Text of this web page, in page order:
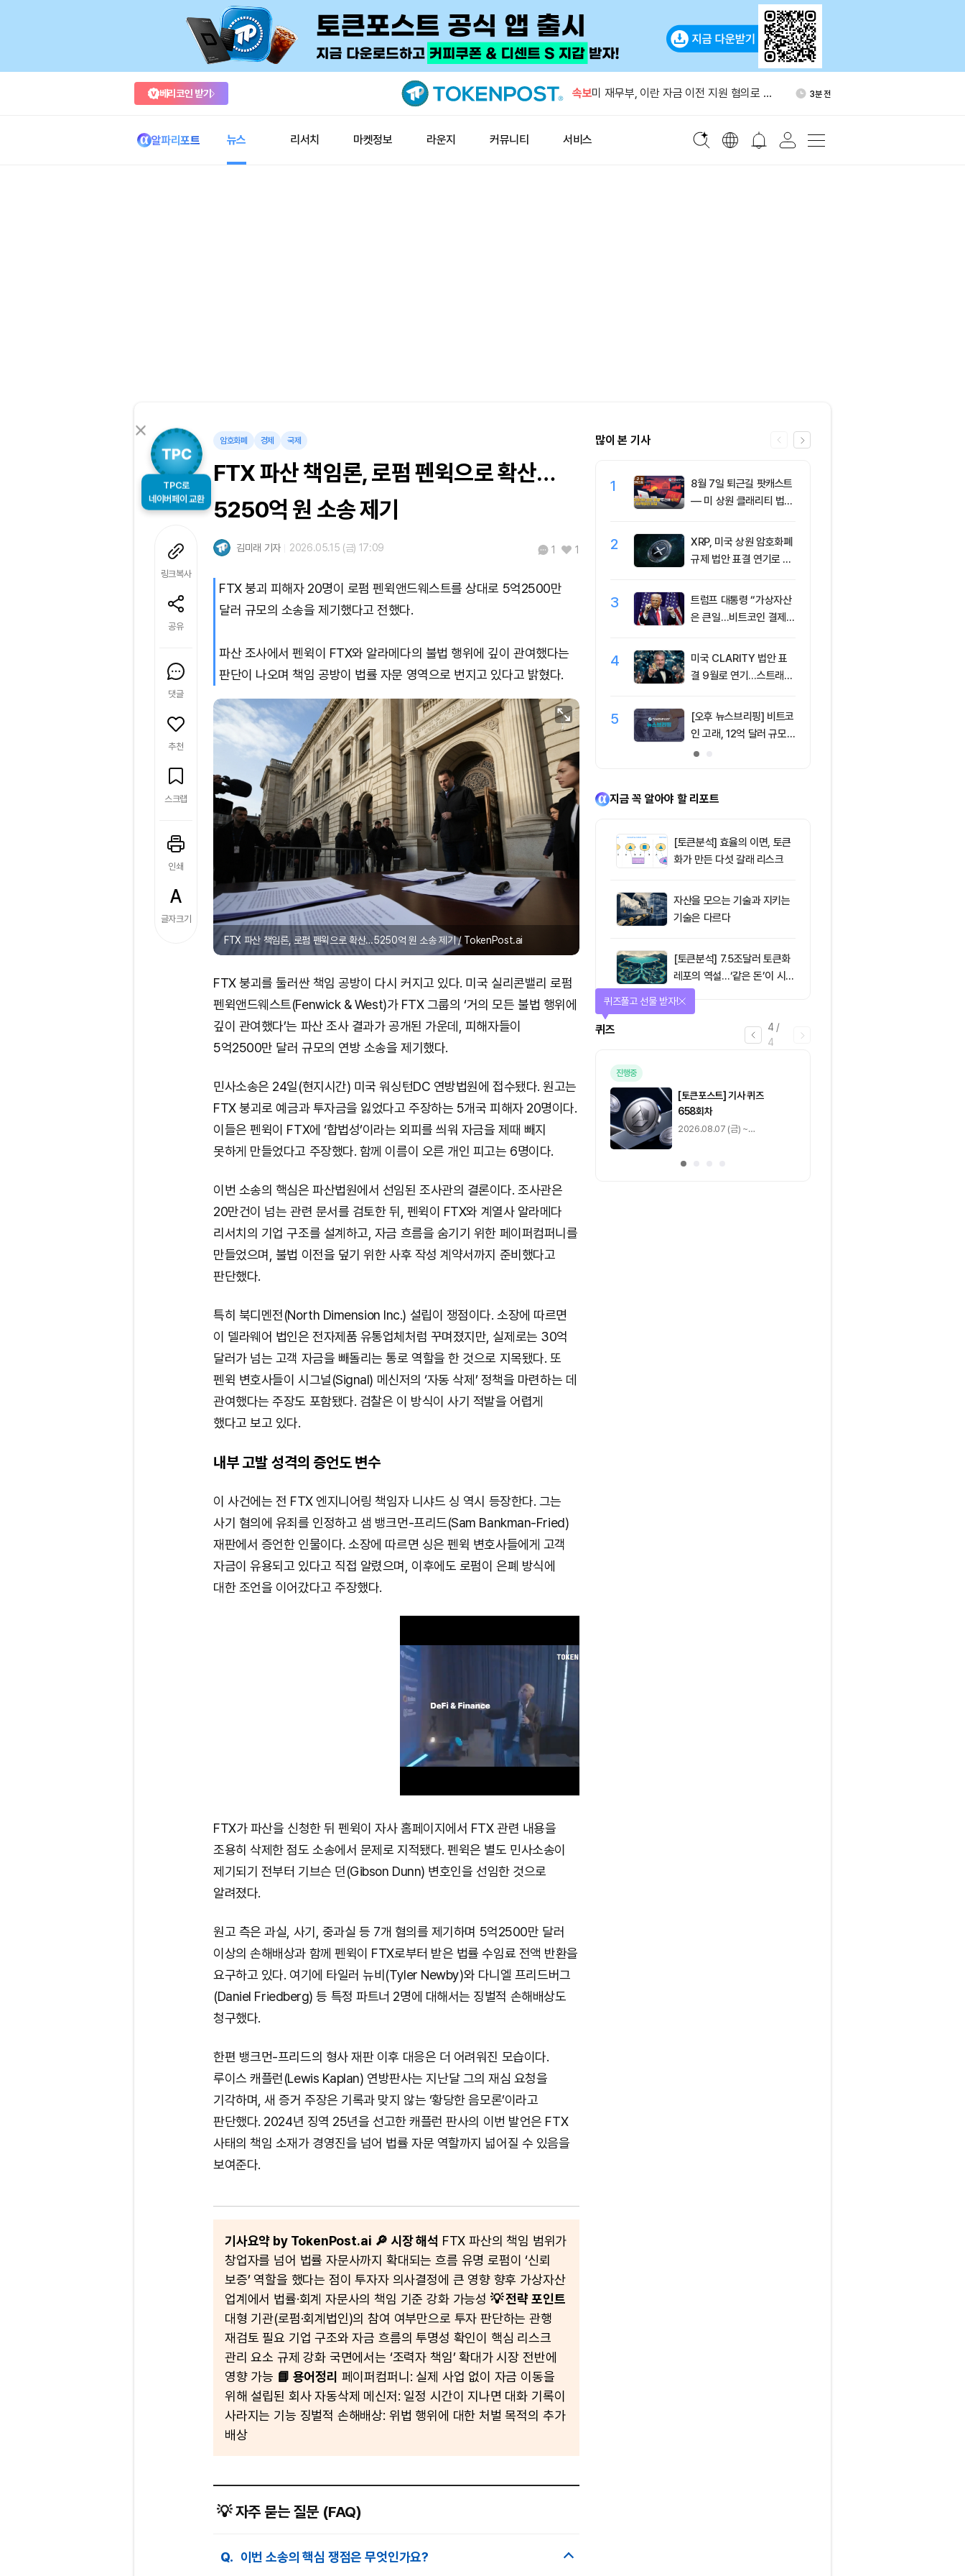
베리코인 받기 속보
비트코인 고래, 3만8천 BTC 추가 매집 54분 전
미 재무부, 이란 자금 이전 지원 혐의로 셸
3분 전
알파리포트 뉴스 리서치 마켓정보 라운지 커뮤니티 서비스
TPC로
네이버페이 교환
링크복사
공유
댓글
추천
스크랩
인쇄
글자크기
암호화폐 경제 국제
FTX 파산 책임론, 로펌 펜윅으로 확산…
5250억 원 소송 제기
김미래 기자 2026.05.15 (금) 17:09 1 1
FTX 붕괴 피해자 20명이 로펌 펜윅앤드웨스트를 상대로 5억2500만
달러 규모의 소송을 제기했다고 전했다.
파산 조사에서 펜윅이 FTX와 알라메다의 불법 행위에 깊이 관여했다는
판단이 나오며 책임 공방이 법률 자문 영역으로 번지고 있다고 밝혔다.
FTX 파산 책임론, 로펌 펜윅으로 확산…5250억 원 소송 제기 / TokenPost.ai
FTX 붕괴를 둘러싼 책임 공방이 다시 커지고 있다. 미국 실리콘밸리 로펌
펜윅앤드웨스트(Fenwick & West)가 FTX 그룹의 ‘거의 모든 불법 행위에
깊이 관여했다’는 파산 조사 결과가 공개된 가운데, 피해자들이
5억2500만 달러 규모의 연방 소송을 제기했다.
민사소송은 24일(현지시간) 미국 워싱턴DC 연방법원에 접수됐다. 원고는
FTX 붕괴로 예금과 투자금을 잃었다고 주장하는 5개국 피해자 20명이다.
이들은 펜윅이 FTX에 ‘합법성’이라는 외피를 씌워 자금을 제때 빼지
못하게 만들었다고 주장했다. 함께 이름이 오른 개인 피고는 6명이다.
이번 소송의 핵심은 파산법원에서 선임된 조사관의 결론이다. 조사관은
20만건이 넘는 관련 문서를 검토한 뒤, 펜윅이 FTX와 계열사 알라메다
리서치의 기업 구조를 설계하고, 자금 흐름을 숨기기 위한 페이퍼컴퍼니를
만들었으며, 불법 이전을 덮기 위한 사후 작성 계약서까지 준비했다고
판단했다.
특히 북디멘전(North Dimension Inc.) 설립이 쟁점이다. 소장에 따르면
이 델라웨어 법인은 전자제품 유통업체처럼 꾸며졌지만, 실제로는 30억
달러가 넘는 고객 자금을 빼돌리는 통로 역할을 한 것으로 지목됐다. 또
펜윅 변호사들이 시그널(Signal) 메신저의 ‘자동 삭제’ 정책을 마련하는 데
관여했다는 주장도 포함됐다. 검찰은 이 방식이 사기 적발을 어렵게
했다고 보고 있다.
내부 고발 성격의 증언도 변수
이 사건에는 전 FTX 엔지니어링 책임자 니샤드 싱 역시 등장한다. 그는
사기 혐의에 유죄를 인정하고 샘 뱅크먼-프리드(Sam Bankman-Fried)
재판에서 증언한 인물이다. 소장에 따르면 싱은 펜윅 변호사들에게 고객
자금이 유용되고 있다고 직접 알렸으며, 이후에도 로펌이 은폐 방식에
대한 조언을 이어갔다고 주장했다.
M
FTX가 파산을 신청한 뒤 펜윅이 자사 홈페이지에서 FTX 관련 내용을
조용히 삭제한 점도 소송에서 문제로 지적됐다. 펜윅은 별도 민사소송이
제기되기 전부터 기브슨 던(Gibson Dunn) 변호인을 선임한 것으로
알려졌다.
원고 측은 과실, 사기, 중과실 등 7개 혐의를 제기하며 5억2500만 달러
이상의 손해배상과 함께 펜윅이 FTX로부터 받은 법률 수임료 전액 반환을
요구하고 있다. 여기에 타일러 뉴비(Tyler Newby)와 다니엘 프리드버그
(Daniel Friedberg) 등 특정 파트너 2명에 대해서는 징벌적 손해배상도
청구했다.
한편 뱅크먼-프리드의 형사 재판 이후 대응은 더 어려워진 모습이다.
루이스 캐플런(Lewis Kaplan) 연방판사는 지난달 그의 재심 요청을
기각하며, 새 증거 주장은 기록과 맞지 않는 ‘황당한 음모론’이라고
판단했다. 2024년 징역 25년을 선고한 캐플런 판사의 이번 발언은 FTX
사태의 책임 소재가 경영진을 넘어 법률 자문 역할까지 넓어질 수 있음을
보여준다.
기사요약 by TokenPost.ai 🔎 시장 해석 FTX 파산의 책임 범위가
창업자를 넘어 법률 자문사까지 확대되는 흐름 유명 로펌이 ‘신뢰
보증’ 역할을 했다는 점이 투자자 의사결정에 큰 영향 향후 가상자산
업계에서 법률·회계 자문사의 책임 기준 강화 가능성 💡 전략 포인트
대형 기관(로펌·회계법인)의 참여 여부만으로 투자 판단하는 관행
재검토 필요 기업 구조와 자금 흐름의 투명성 확인이 핵심 리스크
관리 요소 규제 강화 국면에서는 ‘조력자 책임’ 확대가 시장 전반에
영향 가능 📘 용어정리 페이퍼컴퍼니: 실제 사업 없이 자금 이동을
위해 설립된 회사 자동삭제 메신저: 일정 시간이 지나면 대화 기록이
사라지는 기능 징벌적 손해배상: 위법 행위에 대한 처벌 목적의 추가
배상
💡 자주 묻는 질문 (FAQ)
Q. 이번 소송의 핵심 쟁점은 무엇인가요?
많이 본 기사
1
8월 7일 퇴근길 팟캐스트
— 미 상원 클래리티 법안
F 3일 연속 유입
2
XRP, 미국 상원 암호화폐
규제 법안 표결 연기로 급
3
트럼프 대통령 “가상자산
은 큰일…비트코인 결제
4
미국 CLARITY 법안 표
결 9월로 연기…스트래티
5
[오후 뉴스브리핑] 비트코
인 고래, 12억 달러 규모
BTC 매입 및 ETF 유입
지금 꼭 알아야 할 리포트
[토큰분석] 효율의 이면, 토큰
화가 만든 다섯 갈래 리스크
자산을 모으는 기술과 지키는
기술은 다르다
[토큰분석] 7.5조달러 토큰화
레포의 역설…‘같은 돈’이 시장
을 건널 수 있는가
4 /
4
퀴즈
퀴즈풀고 선물 받자!
진행중
[토큰포스트] 기사 퀴즈
658회차
2026.08.07 (금) ~